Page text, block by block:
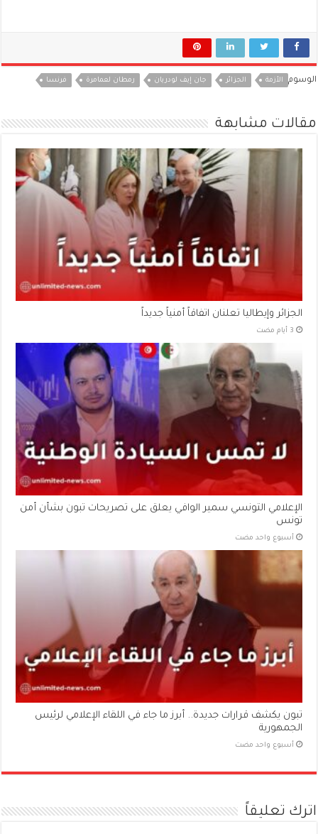
الوسوم الأزمة الجزائر جان إيف لودريان رمطان لعمامرة فرنسا
مقالات مشابهة
الجزائر وإيطاليا تعلنان اتفاقاً أمنياً جديداً
الإعلامي التونسي سمير الوافي يعلق على تصريحات تبون بشأن أمن
تونس
‏أسبوع واحد مضت
تبون يكشف قرارات جديدة.. أبرز ما جاء في اللقاء الإعلامي لرئيس
الجمهورية
‏أسبوع واحد مضت
اترك تعليقاً